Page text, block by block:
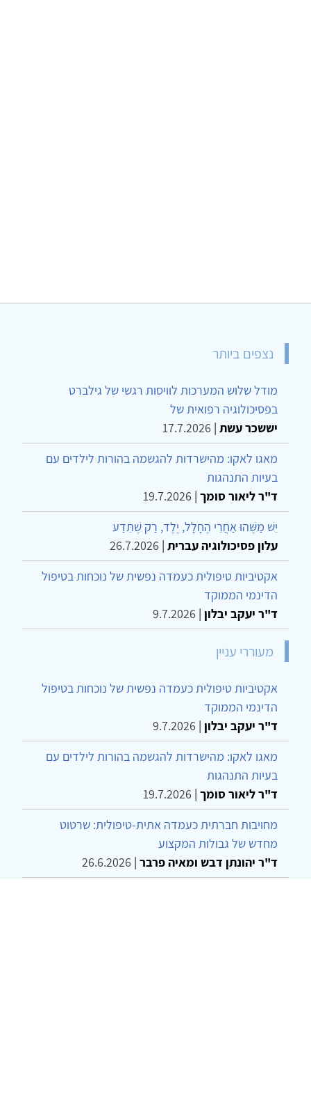
נצפים ביותר
מודל שלוש המערכות לוויסות רגשי של גילברט
בפסיכולוגיה רפואית של
יששכר עשת |
17.7.2026
מאגו לאקו: מהישרדות להגשמה בהורות לילדים עם
בעיות התנהגות
ד"ר ליאור סומך |
19.7.2026
יֵשׁ מַשֶּׁהוּ אַחֲרֵי הֶחָלָל, יֶלֶד, רַק שֶׁתֵּדַע
עלון פסיכולוגיה עברית |
26.7.2026
אקטיביות טיפולית כעמדה נפשית של נוכחות בטיפול
הדינמי הממוקד
ד"ר יעקב יבלון |
9.7.2026
מעוררי עניין
אקטיביות טיפולית כעמדה נפשית של נוכחות בטיפול
הדינמי הממוקד
ד"ר יעקב יבלון |
9.7.2026
מאגו לאקו: מהישרדות להגשמה בהורות לילדים עם
בעיות התנהגות
ד"ר ליאור סומך |
19.7.2026
מחויבות חברתית כעמדה אתית-טיפולית: שרטוט
מחדש של גבולות המקצוע
ד"ר יהונתן דבש ומאיה פרבר |
26.6.2026